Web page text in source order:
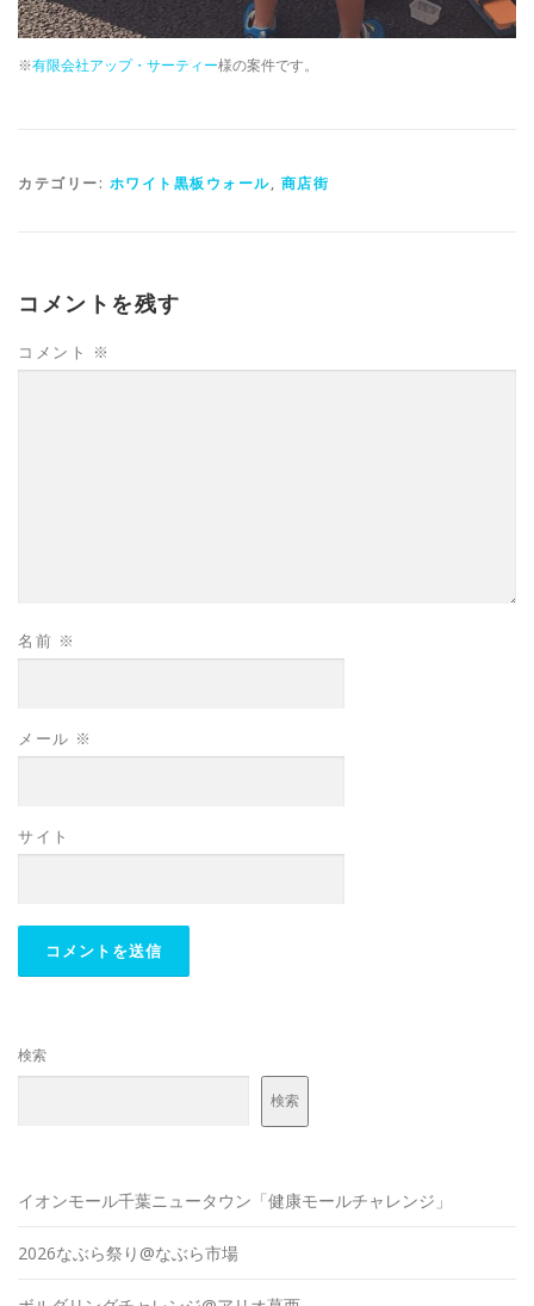
※有限会社アップ・サーティー様の案件です。
カテゴリー: ホワイト黒板ウォール, 商店街
コメントを残す
コメント ※
名前 ※
メール ※
サイト
検索
検索
イオンモール千葉ニュータウン「健康モールチャレンジ」
2026なぶら祭り@なぶら市場